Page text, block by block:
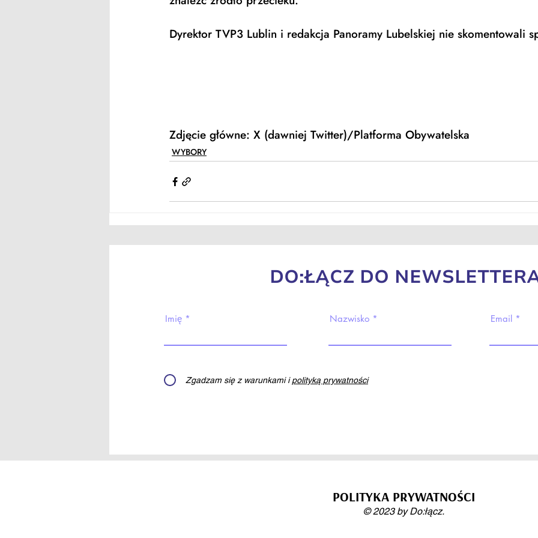
Dyrektor TVP3 Lublin i redakcja Panoramy Lubelskiej nie skomentowali
Zdjęcie główne: X (dawniej Twitter)/Platforma Obywatelska
WYBORY
DO:ŁĄCZ DO
Imię Nazwisko
Zgadzam się z warunkami i polityką prywatności
Email
POLITYKA PRYWATNOŚCI
© 2023 by Do:łącz.